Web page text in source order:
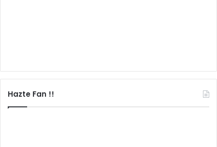
Hazte Fan !!